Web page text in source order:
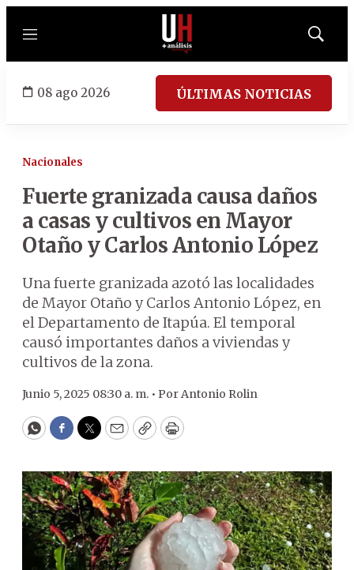
Menú
Mostrar
08 ago 2026 ÚLTIMAS NOTICIAS
Nacionales
Fuerte granizada causa daños
a casas y cultivos en Mayor
Otaño y Carlos Antonio López
Una fuerte granizada azotó las localidades
de Mayor Otaño y Carlos Antonio López, en
el Departamento de Itapúa. El temporal
causó importantes daños a viviendas y
cultivos de la zona.
Junio 5, 2025 08:30 a. m. • PorAntonio Rolin
WhatsApp
Facebook
Twitter
EmailCopyPrint